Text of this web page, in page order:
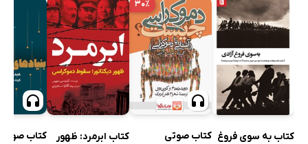
کتاب به سوی فروغ
۳۰٪
کتاب صوتی
کتاب ابرمرد:‌ ظهور
کتاب صوتی